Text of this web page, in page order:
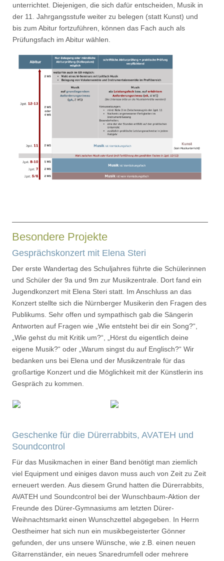
unterrichtet. Diejenigen, die sich dafür entscheiden, Musik in
der 11. Jahrgangsstufe weiter zu belegen (statt Kunst) und
bis zum Abitur fortzuführen, können das Fach auch als
Prüfungsfach im Abitur wählen.
Besondere Projekte
Gesprächskonzert mit Elena Steri
Der erste Wandertag des Schuljahres führte die Schülerinnen
und Schüler der 9a und 9m zur Musikzentrale. Dort fand ein
Jugendkonzert mit Elena Steri statt. Im Anschluss an das
Konzert stellte sich die Nürnberger Musikerin den Fragen des
Publikums. Sehr offen und sympathisch gab die Sängerin
Antworten auf Fragen wie „Wie entsteht bei dir ein Song?“,
„Wie gehst du mit Kritik um?“, „Hörst du eigentlich deine
eigene Musik?“ oder „Warum singst du auf Englisch?“ Wir
bedanken uns bei Elena und der Musikzentrale für das
großartige Konzert und die Möglichkeit mit der Künstlerin ins
Gespräch zu kommen.
Geschenke für die Dürerrabbits, AVATEH und
Soundcontrol
Für das Musikmachen in einer Band benötigt man ziemlich
viel Equipment und einiges davon muss auch von Zeit zu Zeit
erneuert werden. Aus diesem Grund hatten die Dürerrabbits,
AVATEH und Soundcontrol bei der Wunschbaum-Aktion der
Freunde des Dürer-Gymnasiums am letzten Dürer-
Weihnachtsmarkt einen Wunschzettel abgegeben. In Herrn
Oestheimer hat sich nun ein musikbegeisterter Gönner
gefunden, der uns unsere Wünsche, wie z.B. einen neuen
Gitarrenständer, ein neues Snaredrumfell oder mehrere